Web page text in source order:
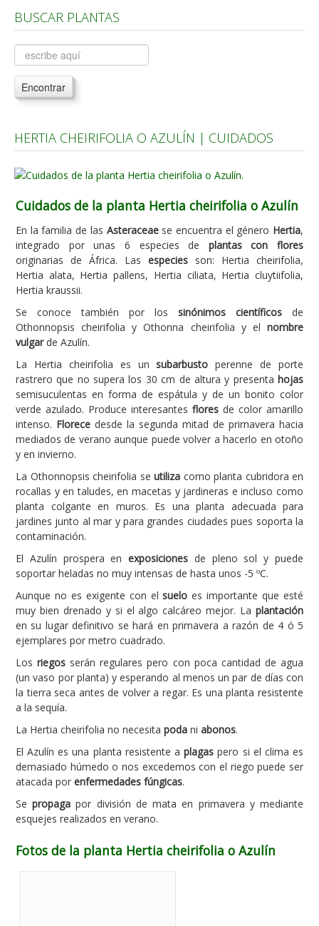
Árboles, Cicas y Palmeras de la G a la Z
Plantas Anuales y Perennes
Plantas Bulbosas y Acuáticas
Plantas de Interior
Plantas Aromáticas y de Huerto
Plantas Carnívoras y Orquídeas
Hemisferio Norte
Hemisferio Sur
Enfermedades
Animales
Hongos
Carencias
Fotos
Flores y Plantas
Árboles y Palmeras
Arbustos y Trepadoras
BUSCAR PLANTAS
Encontrar
HERTIA CHEIRIFOLIA O AZULÍN | CUIDADOS
Cuidados de la planta Hertia cheirifolia o Azulín
En la familia de las Asteraceaese encuentra el género Hertia,
integrado por unas 6 especies de plantas con flores
originarias de África. Las especies son: Hertia cheirifolia,
Hertia alata, Hertia pallens, Hertia ciliata, Hertia cluytiifolia,
Hertia kraussii.
Se conoce también por los sinónimos científicos de
Othonnopsis cheirifolia y Othonna cheirifolia y el nombre
vulgarde Azulín.
La Hertia cheirifolia es unsubarbusto perenne de porte
rastrero que no supera los 30 cm de altura y presenta hojas
semisuculentas en forma de espátula y de un bonito color
verde azulado. Produce interesantes flores de color amarillo
intenso. Florece desde la segunda mitad de primavera hacia
mediados de verano aunque puede volver a hacerlo en otoño
y en invierno.
La Othonnopsis cheirifolia se utiliza como planta cubridora en
rocallas y en taludes, en macetas y jardineras e incluso como
planta colgante en muros. Es una planta adecuada para
jardines junto al mar y para grandes ciudades pues soporta la
contaminación.
El Azulín prospera enexposiciones de pleno sol y puede
soportar heladas no muy intensas de hasta unos -5 ºC.
Aunque no es exigente con elsuelo es importante que esté
muy bien drenado y si el algo calcáreo mejor. La plantación
en su lugar definitivo se hará en primavera a razón de 4 ó 5
ejemplares por metro cuadrado.
Losriegos serán regulares pero con poca cantidad de agua
(un vaso por planta) y esperando al menos un par de días con
la tierra seca antes de volver a regar. Es una planta resistente
a la sequía.
La Hertia cheirifolia no necesita poda ni abonos.
El Azulín es una planta resistente aplagas pero si el clima es
demasiado húmedo o nos excedemos con el riego puede ser
atacada por enfermedades fúngicas.
Sepropaga por división de mata en primavera y mediante
esquejes realizados en verano.
Fotos de la planta Hertia cheirifolia o Azulín